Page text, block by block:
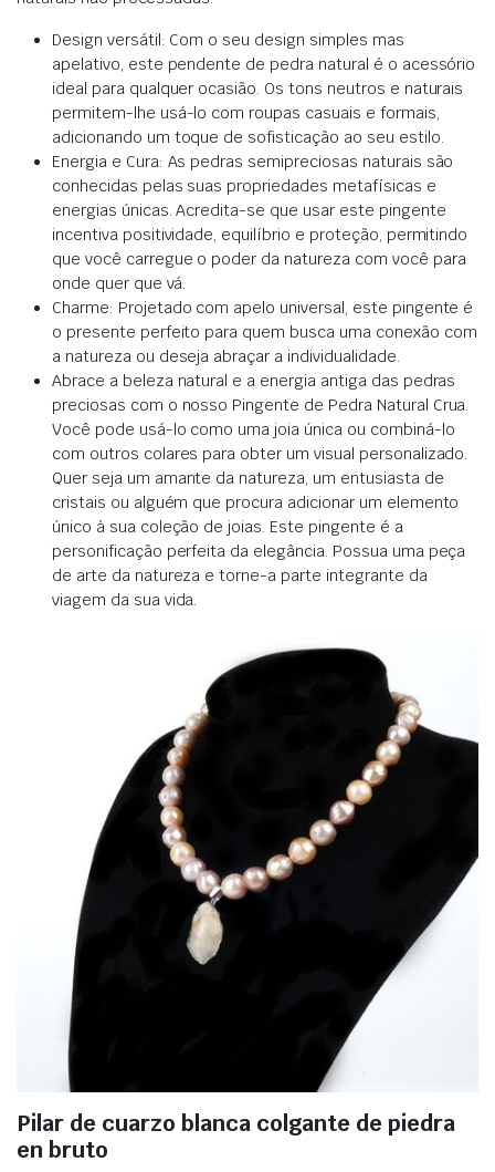
Design versátil: Com o seu design simples mas
apelativo, este pendente de pedra natural é o acessório
ideal para qualquer ocasião. Os tons neutros e naturais
permitem-lhe usá-lo com roupas casuais e formais,
adicionando um toque de sofisticação ao seu estilo.
Energia e Cura: As pedras semipreciosas naturais são
conhecidas pelas suas propriedades metafísicas e
energias únicas. Acredita-se que usar este pingente
incentiva positividade, equilíbrio e proteção, permitindo
que você carregue o poder da natureza com você para
onde quer que vá.
Charme: Projetado com apelo universal, este pingente é
o presente perfeito para quem busca uma conexão com
a natureza ou deseja abraçar a individualidade.
Abrace a beleza natural e a energia antiga das pedras
preciosas com o nosso Pingente de Pedra Natural Crua.
Você pode usá-lo como uma joia única ou combiná-lo
com outros colares para obter um visual personalizado.
Quer seja um amante da natureza, um entusiasta de
cristais ou alguém que procura adicionar um elemento
único à sua coleção de joias. Este pingente é a
personificação perfeita da elegância. Possua uma peça
de arte da natureza e torne-a parte integrante da
viagem da sua vida.
Pilar de cuarzo blanca colgante de piedra
en bruto